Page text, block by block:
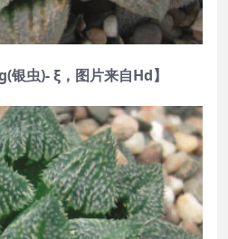
银虫)- ξ，图片来自Hd】